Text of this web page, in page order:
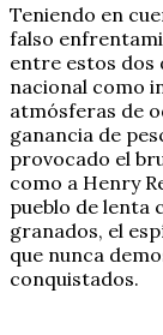
Teniendo en
falso
entre estos dos
nacional como
atmósferas de
ganancia de
provocado el
como a Henry
pueblo de lenta
granados, el
que nunca
conquistados.